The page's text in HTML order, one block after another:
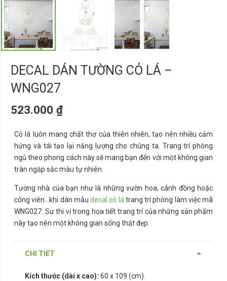
DECAL DÁN TƯỜNG CỎ LÁ –
WNG027
523.000 ₫
Cỏ lá luôn mang chất thơ của thiên nhiên, tạo nên nhiều cảm
hứng và tái tạo lại năng lượng cho chúng ta. Trang trí phòng
ngủ theo phong cách này sẽ mang bạn đến với một không gian
tràn ngập sắc màu tự nhiên.
Tường nhà của bạn như là những vườn hoa, cánh đồng hoặc
công viên…khi dán mẫu decal cỏ látrang trí phòng làm việc mã
WNG027. Sự thi vị trong họa tiết trang trí của những sản phẩm
này tạo nên một không gian sống thật đẹp.
CHI TIẾT
Kích thước (dài x cao): 60 x 109 (cm).